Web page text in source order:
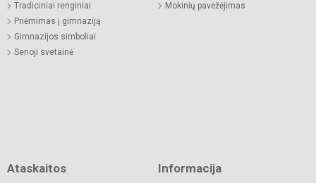
Tradiciniai renginiai
Priėmimas į gimnaziją
Gimnazijos simboliai
Senoji svetainė
Mokinių pavėžėjimas
Ataskaitos Informacija